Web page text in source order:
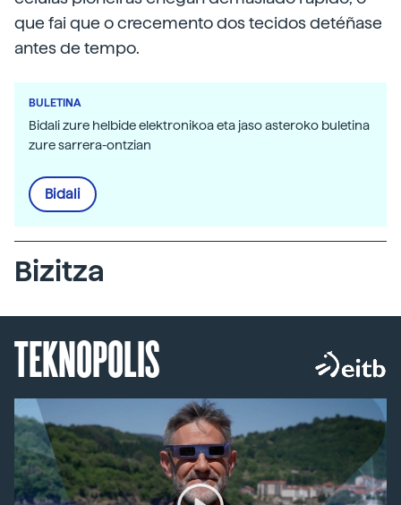
que fai que o crecemento dos tecidos detéñase
antes de tempo.
BULETINA
Bidali zure helbide elektronikoa eta jaso asteroko buletina
zure sarrera-ontzian
Bidali
Bizitza
TEKNOPOLIS